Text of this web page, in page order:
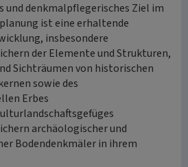
und denkmalpflegerisches Ziel im
ist eine erhaltende
insbesondere
der Elemente und Strukturen,
Sichträumen von historischen
sowie des
Erbes
archäologischer und
Bodendenkmäler in ihrem